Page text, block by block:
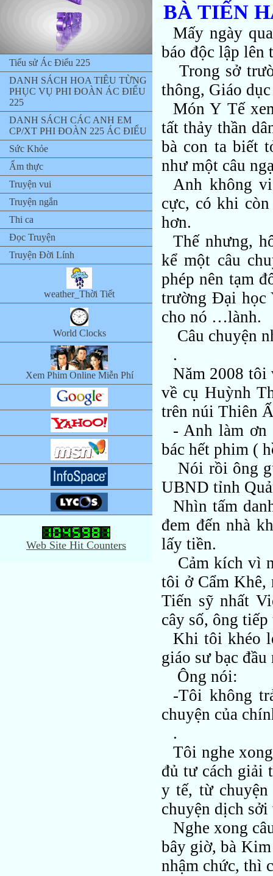
Tiểu sử Ác Điểu 225
DANH SÁCH HOA TIÊU TỪNG
PHỤC VỤ PHI ĐOÀN ÁC ĐIỂU
225
DANH SÁCH CÁC ANH EM
CP/XT PHI ĐOÀN 225 ÁC ĐIỂU
Sức Khỏe
Ẩm thực
Truyện vui
Truyện ngắn
Thi ca
Đọc Truyện
Truyện Đời Lính
weather_Thời Tiết
World Clocks
Xem Phim Online Miễn Phí
Web Site Hit Counters
BÀ TIẾN
Mấy ngày
báo độc lập lên
Trong sở
thông, Giáo
Món Y Tế
tất thảy thần
bà con ta biết
như một câu
Anh không
cực, có khi
hơn.
Thế nhưng,
kể một câu
phép nên tạm
trường Đại học
cho nó …lành.
Câu chuyện
.
Năm 2008 tôi
về cụ Huỳnh
trên núi Thiên
- Anh làm ơn
bác hết phim (
Nói rồi ông
UBND tỉnh
Nhìn tấm
đem đến nhà
lấy tiền.
Cảm kích vì
tôi ở Cẩm Khê,
Tiến sỹ nhất
cây số, ông
Khi tôi khéo
giáo sư bạc đầu
Ông nói:
-Tôi không
chuyện của
.
Tôi nghe
đủ tư cách giải
y tế, từ
chuyện dịch
Nghe xong
bây giờ, bà
nhậm chức, thì